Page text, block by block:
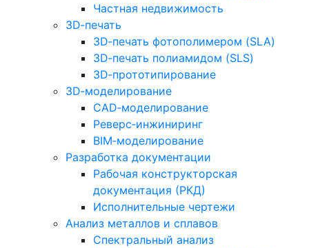
Частная недвижимость
3D‑печать
3D‑печать фотополимером (SLA)
3D‑печать полиамидом (SLS)
3D‑прототипирование
3D‑моделирование
CAD‑моделирование
Реверс‑инжиниринг
BIM‑моделирование
Разработка документации
Рабочая конструкторская
документация (РКД)
Исполнительные чертежи
Анализ металлов и сплавов
Спектральный анализ